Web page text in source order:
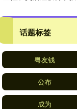
话题标签
粤友钱
公布
成为